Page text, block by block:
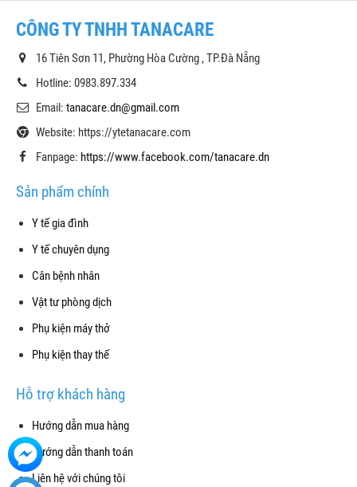
CÔNG TY TNHH TANACARE
16 Tiên Sơn 11, Phường Hòa Cường , TP.Đà Nẵng
Hotline: 0983.897.334
Email: tanacare.dn@gmail.com
Website: https://ytetanacare.com
Fanpage: https://www.facebook.com/tanacare.dn
Sản phẩm chính
Y tế gia đình
Y tế chuyên dụng
Cân bệnh nhân
Vật tư phòng dịch
Phụ kiện máy thở
Phụ kiện thay thế
Hỗ trợ khách hàng
Hướng dẫn mua hàng
Hướng dẫn thanh toán
Liên hệ với chúng tôi